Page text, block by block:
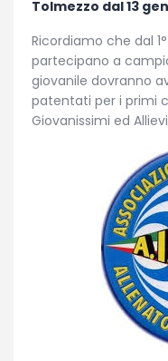
Tolmezzo dal 13
Ricordiamo che dal
partecipano a
giovanile dovranno
patentati per i primi
Giovanissimi ed